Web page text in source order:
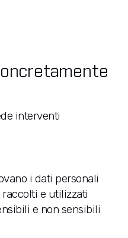
interventi
i dati personali
e utilizzati
e non sensibili